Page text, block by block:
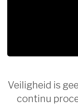
Veiligheid is
continu